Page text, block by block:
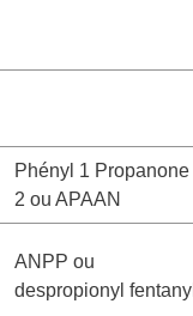
Phényl 1 Propanone
2 ou APAAN
ANPP ou
despropionyl fentanyl